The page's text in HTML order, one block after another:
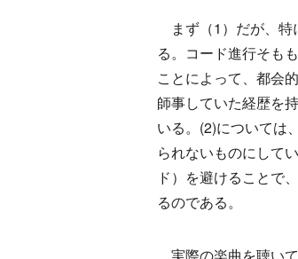
まず（1）だが、特
る。コード進行そも
ことによって、都会
師事していた経歴を
いる。(2)については
られないものにして
ド）を避けることで
るのである。